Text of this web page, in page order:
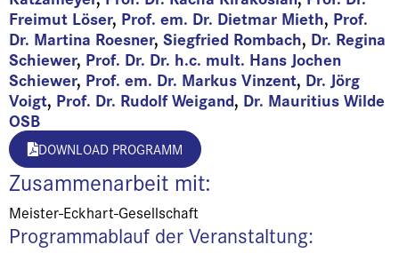
Freimut Löser, Prof. em. Dr. Dietmar Mieth, Prof.
Dr. Martina Roesner, Siegfried Rombach, Dr. Regina
Schiewer, Prof. Dr. Dr. h.c. mult. Hans Jochen
Schiewer, Prof. em. Dr. Markus Vinzent, Dr. Jörg
Voigt, Prof. Dr. Rudolf Weigand, Dr. Mauritius Wilde
OSB
DOWNLOAD PROGRAMM
Zusammenarbeit mit:
Meister-Eckhart-Gesellschaft
Programmablauf der Veranstaltung: